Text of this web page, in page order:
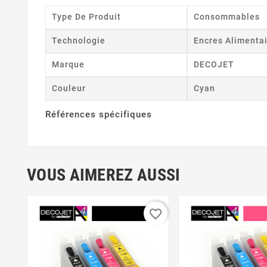
Type De Produit Consommables
Technologie Encres
Marque DECOJET
Couleur Cyan
Références spécifiques
VOUS AIMEREZ AUSSI
favorite_border